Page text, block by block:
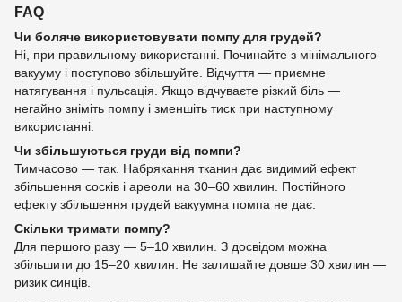
FAQ
Чи боляче використовувати помпу для грудей?
Ні, при правильному використанні. Починайте з мінімального
вакууму і поступово збільшуйте. Відчуття — приємне
натягування і пульсація. Якщо відчуваєте різкий біль —
негайно зніміть помпу і зменшіть тиск при наступному
використанні.
Чи збільшуються груди від помпи?
Тимчасово — так. Набрякання тканин дає видимий ефект
збільшення сосків і ареоли на 30–60 хвилин. Постійного
ефекту збільшення грудей вакуумна помпа не дає.
Скільки тримати помпу?
Для першого разу — 5–10 хвилин. З досвідом можна
збільшити до 15–20 хвилин. Не залишайте довше 30 хвилин —
ризик синців.